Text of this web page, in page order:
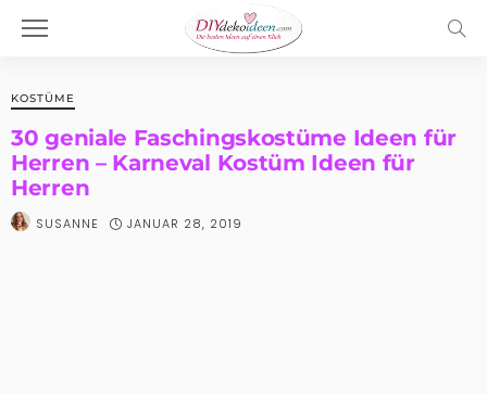
KOSTÜME
30 geniale Faschingskostüme Ideen für
Herren – Karneval Kostüm Ideen für
Herren
SUSANNE JANUAR 28, 2019